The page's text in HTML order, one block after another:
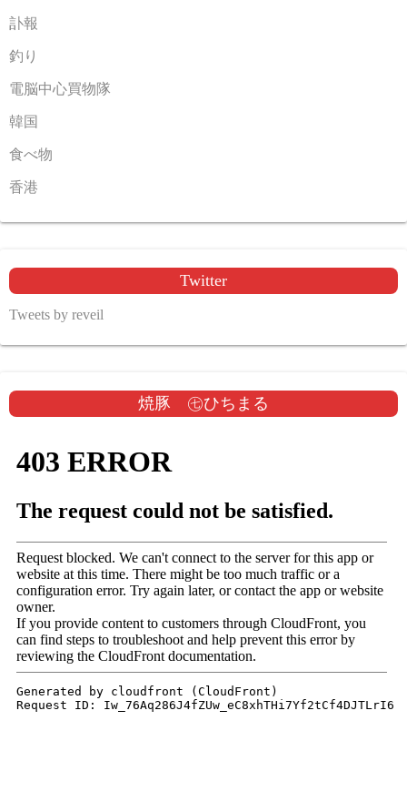
訃報
釣り
電脳中心買物隊
韓国
食べ物
香港
Twitter
Tweets by reveil
焼豚 ㊆ひちまる